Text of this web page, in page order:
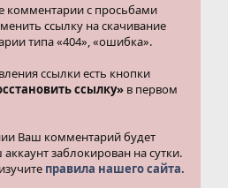
комментарии с просьбами
ссылку на скачивание
типа «404», «ошибка».
ссылки есть кнопки
ссылку» в первом
Ваш комментарий будет
заблокирован на сутки.
правила нашего сайта.